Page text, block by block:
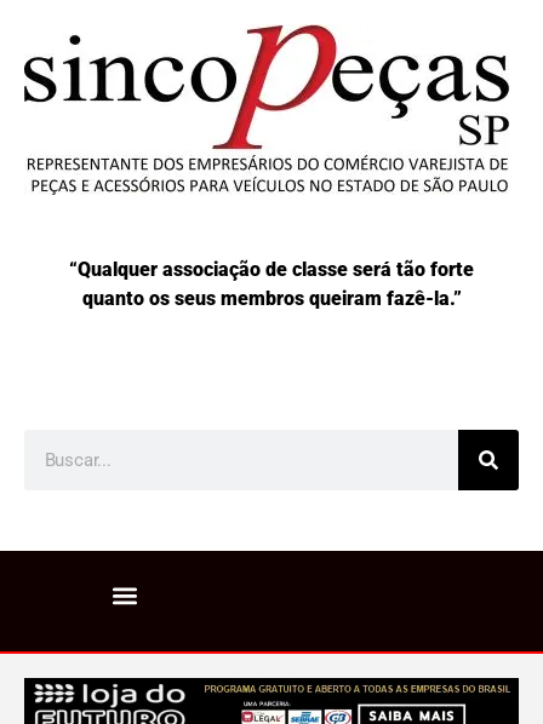
“Qualquer associação de classe será tão forte
quanto os seus membros queiram fazê-la.”